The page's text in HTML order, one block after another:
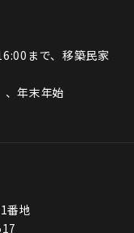
まで、移築民家
、年末年始
番地